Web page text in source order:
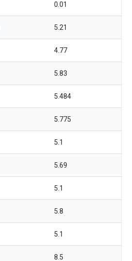
0.01
5.21
4.77
5.83
5.484
5.775
5.1
5.69
5.1
5.8
5.1
8.5